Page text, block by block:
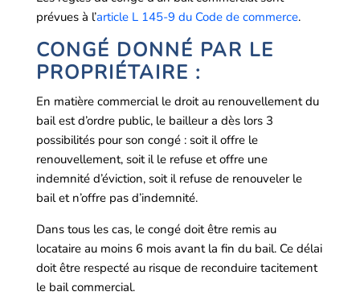
prévues à l’article L 145-9 du Code de commerce.
CONGÉ DONNÉ PAR LE
PROPRIÉTAIRE :
En matière commercial le droit au renouvellement du
bail est d’ordre public, le bailleur a dès lors 3
possibilités pour son congé : soit il offre le
renouvellement, soit il le refuse et offre une
indemnité d’éviction, soit il refuse de renouveler le
bail et n’offre pas d’indemnité.
Dans tous les cas, le congé doit être remis au
locataire au moins 6 mois avant la fin du bail. Ce délai
doit être respecté au risque de reconduire tacitement
le bail commercial.